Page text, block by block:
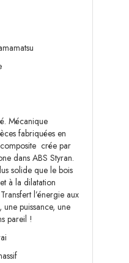
Mécanique
fabriquées en
crée par
dans ABS Styran.
solide que le bois
à la dilatation
l’énergie aux
puissance, une
pareil !